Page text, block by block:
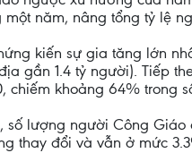
một năm, nâng tổng tỷ lệ
kiến sự gia tăng lớn
gần 1.4 tỷ người). Tiếp
chiếm khoảng 64% trong
số lượng người Công Giáo
thay đổi và vẫn ở mức